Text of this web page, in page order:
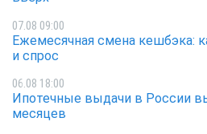
07.08 09:00
Ежемесячная смена кешбэка:
и спрос
06.08 18:00
Ипотечные выдачи в России
месяцев